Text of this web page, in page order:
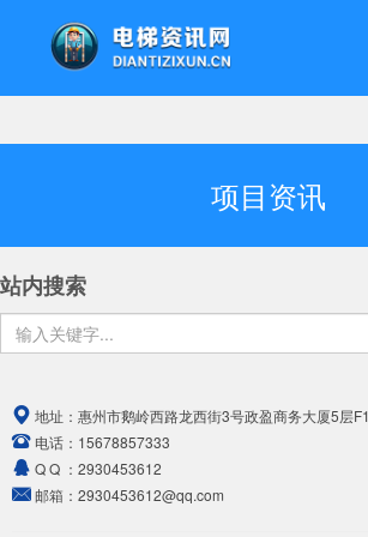
项目资讯
站内搜索
地址： 惠州市鹅岭西路龙西街3号政盈商务大厦5层
电话： 15678857333
Q Q ： 2930453612
邮箱： 2930453612@qq.com